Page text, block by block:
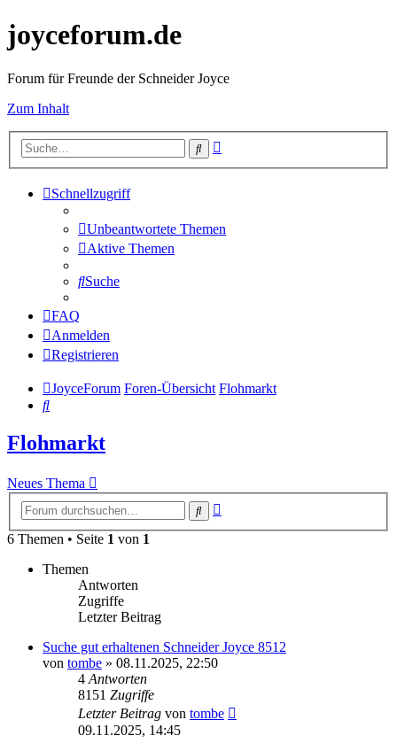
joyceforum.de
Forum für Freunde der Schneider Joyce
Zum Inhalt
Suche
Schnellzugriff
Unbeantwortete Themen
Aktive Themen
Suche
FAQ
Anmelden
Registrieren
JoyceForum Foren-Übersicht Flohmarkt
Suche
Flohmarkt
Neues Thema
Suche
6 Themen • Seite 1 von 1
Themen
Antworten
Zugriffe
Letzter Beitrag
Suche gut erhaltenen Schneider Joyce 8512
von tombe » 08.11.2025, 22:50
4 Antworten
8151 Zugriffe
Letzter Beitrag von tombe
09.11.2025, 14:45